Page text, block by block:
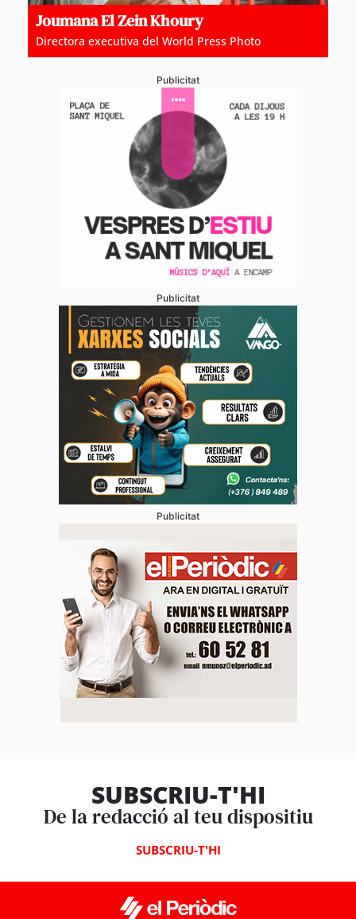
Joumana El Zein Khoury
Directora executiva del World Press Photo
Publicitat
Publicitat
Publicitat
SUBSCRIU-T'HI
De la redacció al teu dispositiu
SUBSCRIU-T'HI